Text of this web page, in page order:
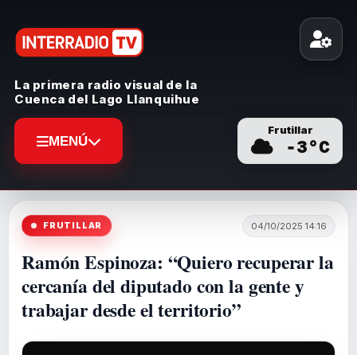
La primera radio visual de la
Cuenca del Lago Llanquihue
Frutillar
-3°C
MENÚ
FRUTILLAR 04/10/2025 14:16
Ramón Espinoza: “Quiero recuperar la
cercanía del diputado con la gente y
trabajar desde el territorio”